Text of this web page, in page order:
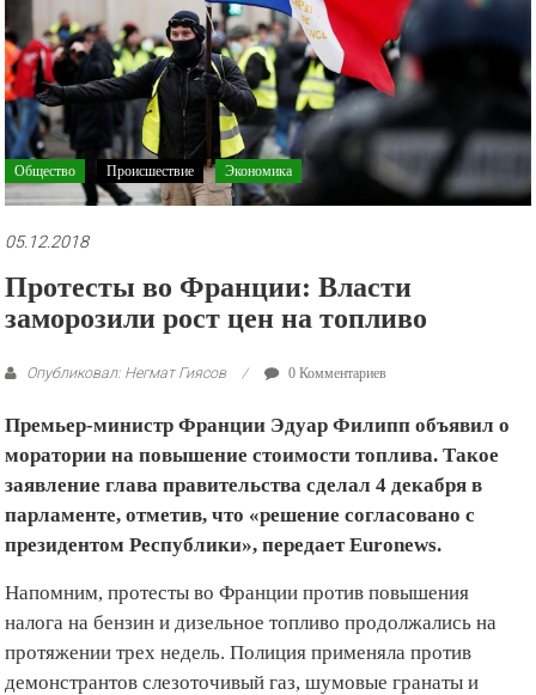
рекламные
ролики
и
презентации.
Общество Происшествие Экономика
05.12.2018
Протесты во Франции: Власти
заморозили рост цен на топливо
Опубликовал: Негмат Гиясов 0 Комментариев
Премьер-министр Франции Эдуар Филипп объявил о
моратории на повышение стоимости топлива. Такое
заявление глава правительства сделал 4 декабря в
парламенте, отметив, что «решение согласовано с
президентом Республики», передает Euronews.
Напомним, протесты во Франции против повышения
налога на бензин и дизельное топливо продолжались на
протяжении трех недель. Полиция применяла против
демонстрантов слезоточивый газ, шумовые гранаты и